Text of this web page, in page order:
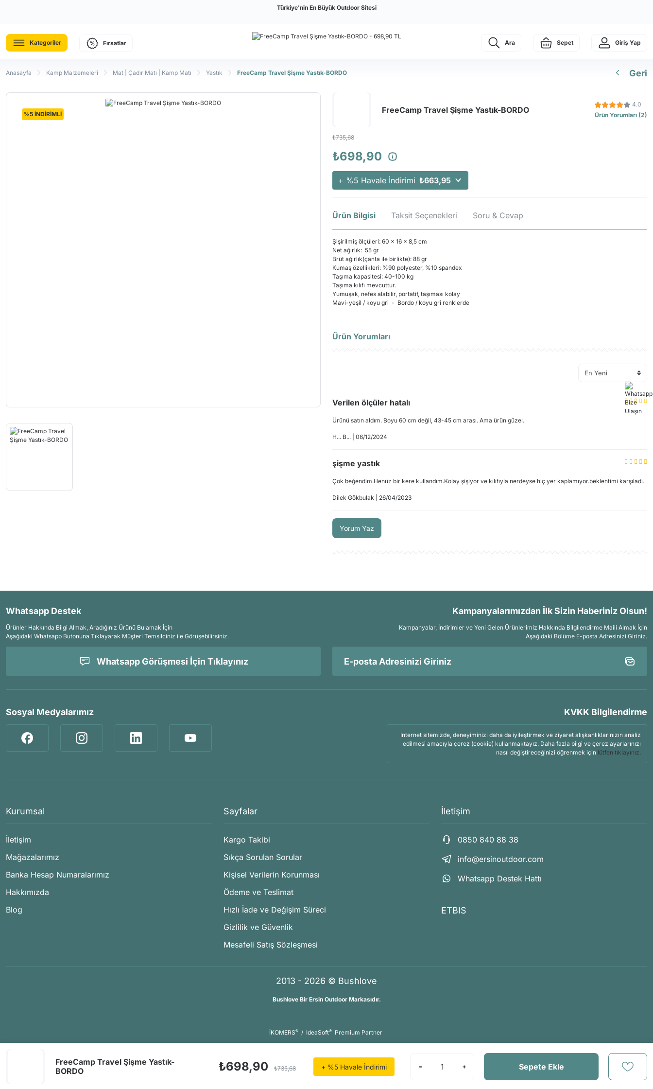
Türkiye'nin En Büyük Outdoor Sitesi
Kategoriler Fırsatlar Ara Sepet Giriş Yap
Anasayfa Kamp Malzemeleri Mat | Çadır Matı | Kamp Matı Yastık FreeCamp Travel Şişme Yastık-BORDO Geri
FreeCamp Travel Şişme Yastık-
BORDO
₺698,90 ₺735,68 + %5 Havale İndirimi Sepete Ekle
%5 İNDİRİMLİ FreeCamp Travel Şişme Yastık-BORDO
4.0
Ürün Yorumları (2)
₺735,68
₺698,90
+ %5 Havale İndirimi ₺663,95
Ürün Bilgisi Taksit Seçenekleri Soru & Cevap
Şişirilmiş ölçüleri: 60 x 16 x 8,5 cm
Net ağırlık: 55 gr
Brüt ağırlık(çanta ile birlikte): 88 gr
Kumaş özellikleri: %90 polyester, %10 spandex
Taşıma kapasitesi: 40-100 kg
Taşıma kılıfı mevcuttur.
Yumuşak, nefes alabilir, portatif, taşıması kolay
Mavi-yeşil / koyu gri - Bordo / koyu gri renklerde
Ürün Yorumları
Verilen ölçüler hatalı
Ürünü satın aldım. Boyu 60 cm değil, 43-45 cm arası. Ama ürün güzel.
H... B... | 06/12/2024
şişme yastık
Çok beğendim.Henüz bir kere kullandım.Kolay şişiyor ve kılıfıyla nerdeyse hiç yer kaplamıyor.beklentimi karşıladı.
Dilek Gökbulak | 26/04/2023
Yorum Yaz
Whatsapp Destek
Ürünler Hakkında Bilgi Almak, Aradığınız Ürünü Bulamak İçin
Aşağıdaki Whatsapp Butonuna Tıklayarak Müşteri Temsilciniz ile Görüşebilirsiniz.
Whatsapp Görüşmesi İçin Tıklayınız
Kampanyalarımızdan İlk Sizin Haberiniz Olsun!
Kampanyalar, İndirimler ve Yeni Gelen Ürünlerimiz Hakkında Bilgilendirme Maili Almak İçin
Aşağıdaki Bölüme E-posta Adresinizi Giriniz.
Sosyal Medyalarımız KVKK Bilgilendirme
İnternet sitemizde, deneyiminizi daha da iyileştirmek ve ziyaret alışkanlıklarınızın analiz
edilmesi amacıyla çerez (cookie) kullanmaktayız. Daha fazla bilgi ve çerez ayarlarınızı
nasıl değiştireceğinizi öğrenmek için lütfen tıklayınız.
Kurumsal
İletişim
Mağazalarımız
Banka Hesap Numaralarımız
Hakkımızda
Blog
Sayfalar
Kargo Takibi
Sıkça Sorulan Sorular
Kişisel Verilerin Korunması
Ödeme ve Teslimat
Hızlı İade ve Değişim Süreci
Gizlilik ve Güvenlik
Mesafeli Satış Sözleşmesi
İletişim
0850 840 88 38
info@ersinoutdoor.com
Whatsapp Destek Hattı
ETBIS
2013 - 2026 © Bushlove
Bushlove Bir Ersin Outdoor Markasıdır.
İKOMERS® / IdeaSoft® Premium Partner